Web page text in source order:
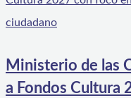
Ministerio de las
a Fondos Cultura